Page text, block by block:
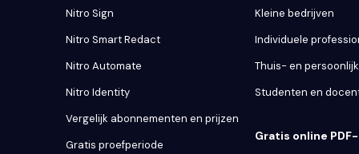
Nitro Sign
Nitro Smart Redact
Nitro Automate
Nitro Identity
Vergelijk abonnementen en prijzen
Gratis proefperiode
Kleine bedrijven
Individuele
Thuis- en
Studenten en
Gratis online